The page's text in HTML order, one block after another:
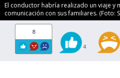
El conductor habría realizado un viaje y
comunicación con sus familiares. (Foto:
8
4